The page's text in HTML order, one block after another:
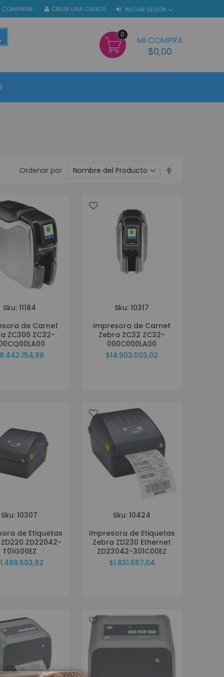
COMPARAR INICIAR SESIÓN
CREAR UNA CUENTA
MI COMPRA
$0,00
0
Ordenar por
Sku: 11184
de Carnet
ZC300 ZC32-
Sku: 10317
Impresora de Carnet
Zebra ZC32 ZC32-
000C000LA00
$14.903.503,02
Sku: 10307
de Etiquetas
ZD22042-
T01G00EZ
Sku: 10424
Impresora de Etiquetas
Zebra ZD230 Ethernet
ZD23042-301C00EZ
$1.831.667,04